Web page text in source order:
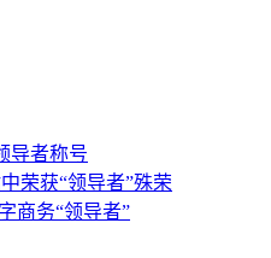
导者称号
荣获“领导者”殊荣
商务“领导者”